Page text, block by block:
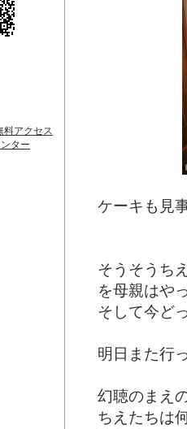
ケーキも見
そうそうち
を母親はや
そして今ど
明日また行
幻聴のまえ
ちえたちは